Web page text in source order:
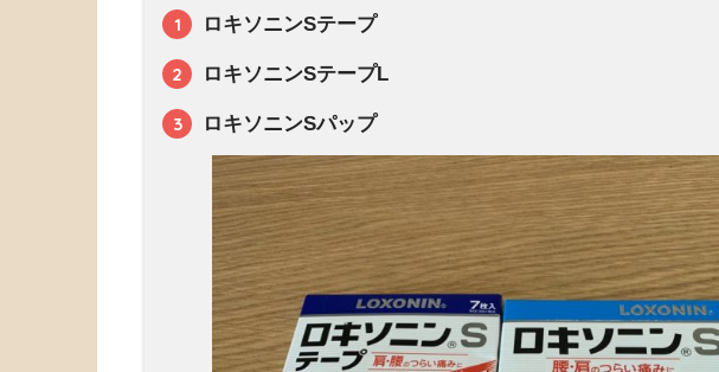
ロキソニンSテープ
ロキソニンSテープL
ロキソニンSパップ